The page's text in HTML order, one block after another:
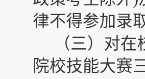
律不得参加录
（三）对
院校技能大赛